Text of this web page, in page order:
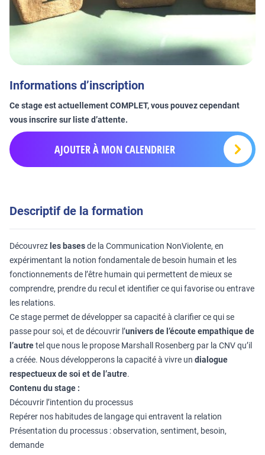
Informations d’inscription
Ce stage est actuellement COMPLET, vous pouvez cependant
vous inscrire sur liste d’attente.
AJOUTER À MON CALENDRIER
Descriptif de la formation
Découvrez les basesde la Communication NonViolente, en
expérimentant la notion fondamentale de besoin humain et les
fonctionnements de l’être humain qui permettent de mieux se
comprendre, prendre du recul et identifier ce qui favorise ou entrave
les relations.
Ce stage permet de développer sa capacité à clarifier ce qui se
passe pour soi, et de découvrir l’univers de l’écoute empathique de
l’autretel que nous le propose Marshall Rosenberg par la CNV qu’il
a créée. Nous développerons la capacité à vivre un dialogue
respectueux de soi et de l’autre.
Contenu du stage :
Découvrir l’intention du processus
Repérer nos habitudes de langage qui entravent la relation
Présentation du processus : observation, sentiment, besoin,
demande